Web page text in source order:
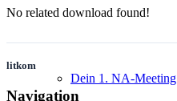
Dein 1. NA-Meeting
No related download found!
litkom
Navigation